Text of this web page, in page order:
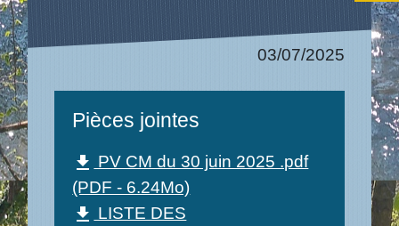
03/07/2025
Pièces jointes
file_download PV CM du 30 juin 2025 .pdf
(PDF - 6.24Mo)
file_download LISTE DES